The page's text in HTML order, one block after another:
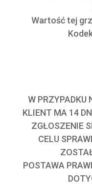
Wartość tej
W PRZYPADKU
KLIENT MA 14
ZGŁOSZENIE
CELU
POSTAWA